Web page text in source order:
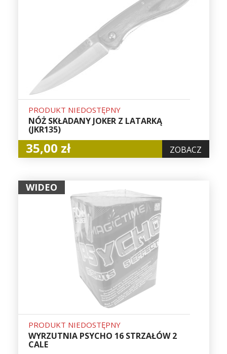
PRODUKT NIEDOSTĘPNY
NÓŻ SKŁADANY JOKER Z LATARKĄ
(JKR135)
35,00 zł ZOBACZ
WIDEO
PRODUKT NIEDOSTĘPNY
WYRZUTNIA PSYCHO 16 STRZAŁÓW 2
CALE